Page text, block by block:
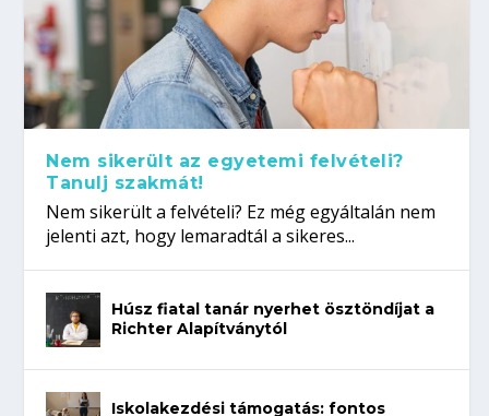
Nem sikerült az egyetemi felvételi?
Tanulj szakmát!
Nem sikerült a felvételi? Ez még egyáltalán nem
jelenti azt, hogy lemaradtál a sikeres...
Húsz fiatal tanár nyerhet ösztöndíjat a
Richter Alapítványtól
Iskolakezdési támogatás: fontos